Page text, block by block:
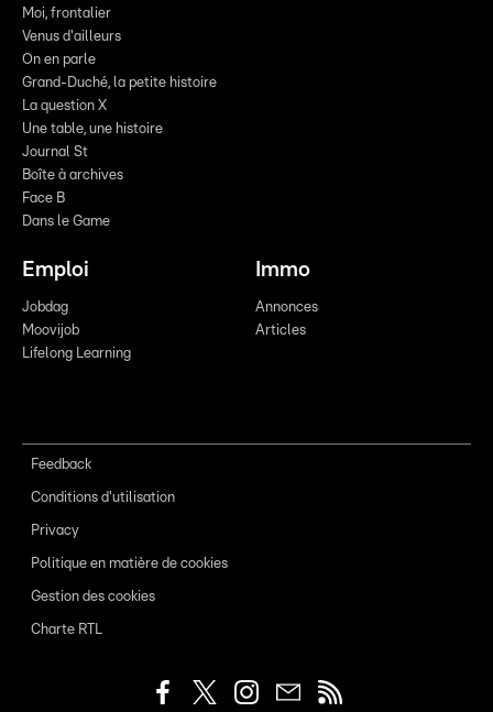
Moi, frontalier
Venus d'ailleurs
On en parle
Grand-Duché, la petite histoire
La question X
Une table, une histoire
Journal St
Boîte à archives
Face B
Dans le Game
Emploi
Jobdag
Moovijob
Lifelong Learning
Immo
Annonces
Articles
Feedback
Conditions d'utilisation
Privacy
Politique en matière de cookies
Gestion des cookies
Charte RTL